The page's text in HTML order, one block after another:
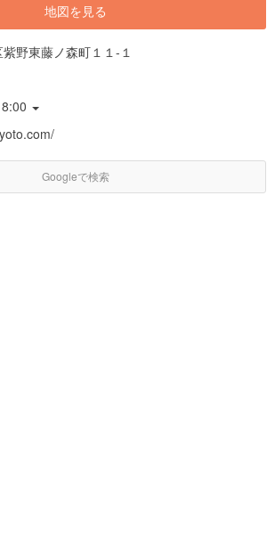
地図を見る
野東藤ノ森町１１-１
Googleで検索